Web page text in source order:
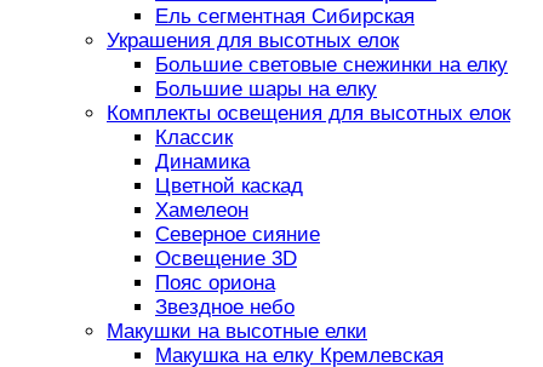
Ель сегментная Сибирская
Украшения для высотных елок
Большие световые снежинки на елку
Большие шары на елку
Комплекты освещения для высотных елок
Классик
Динамика
Цветной каскад
Хамелеон
Северное сияние
Освещение 3D
Пояс ориона
Звездное небо
Макушки на высотные елки
Макушка на елку Кремлевская